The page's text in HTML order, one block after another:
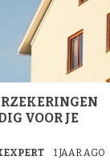
VOOR JE
1 JAAR AGO